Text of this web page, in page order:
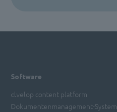
Software
d.velop content platform
Dokumentenmanagement-System